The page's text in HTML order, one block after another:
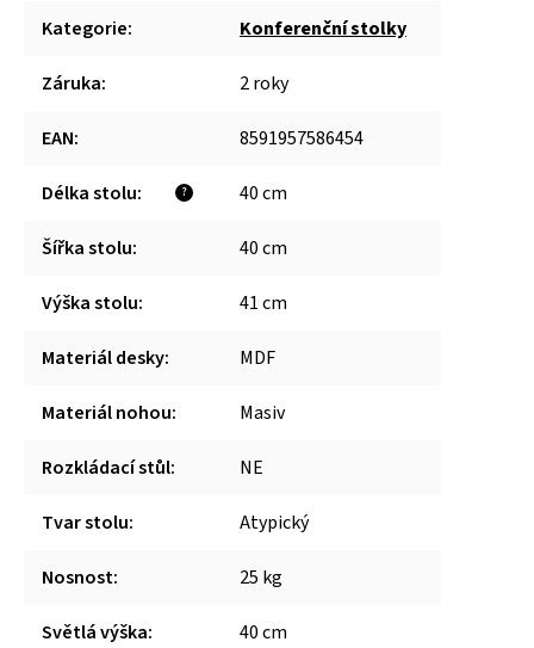
Kategorie: Konferenční stolky
Záruka: 2 roky
EAN: 8591957586454
?
Délka stolu: 40 cm
Šířka stolu: 40 cm
Výška stolu: 41 cm
Materiál desky: MDF
Materiál nohou: Masiv
Rozkládací stůl: NE
Tvar stolu: Atypický
Nosnost: 25 kg
Světlá výška: 40 cm